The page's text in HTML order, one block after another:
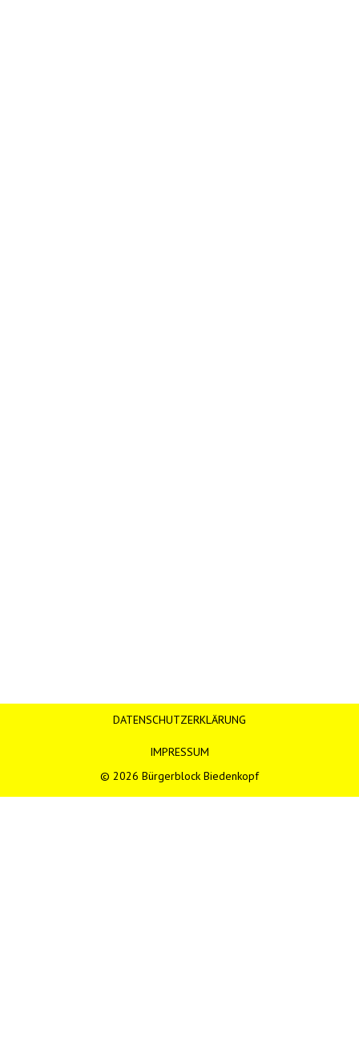
© 2026 Bürgerblock Biedenkopf
DATENSCHUTZERKLÄRUNG
IMPRESSUM